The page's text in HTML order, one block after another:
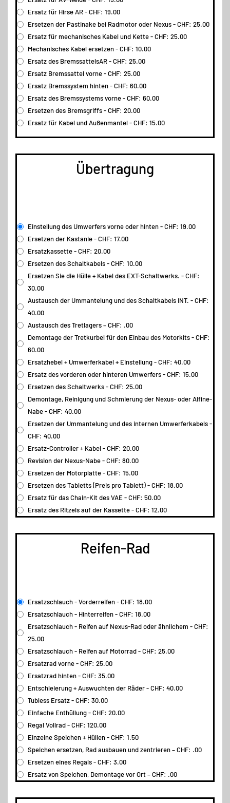
Ersatz für Hirse AR - CHF: 19.00
Ersetzen der Pastinake bei Radmotor oder Nexus - CHF: 25.00
Ersatz für mechanisches Kabel und Kette - CHF: 25.00
Mechanisches Kabel ersetzen - CHF: 10.00
Ersatz des BremssattelsAR - CHF: 25.00
Ersatz Bremssattel vorne - CHF: 25.00
Ersatz Bremssystem hinten - CHF: 60.00
Ersatz des Bremssystems vorne - CHF: 60.00
Ersetzen des Bremsgriffs - CHF: 20.00
Ersatz für Kabel und Außenmantel - CHF: 15.00
Übertragung
Einstellung des Umwerfers vorne oder hinten - CHF: 19.00
Ersetzen der Kastanie - CHF: 17.00
Ersatzkassette - CHF: 20.00
Ersetzen des Schaltkabels - CHF: 10.00
Ersetzen Sie die Hülle + Kabel des EXT-Schaltwerks. - CHF:
30.00
Austausch der Ummantelung und des Schaltkabels INT. - CHF:
40.00
Austausch des Tretlagers – CHF: .00
Demontage der Tretkurbel für den Einbau des Motorkits - CHF:
60.00
Ersatzhebel + Umwerferkabel + Einstellung - CHF: 40.00
Ersatz des vorderen oder hinteren Umwerfers - CHF: 15.00
Ersetzen des Schaltwerks - CHF: 25.00
Demontage, Reinigung und Schmierung der Nexus- oder Alfine-
Nabe - CHF: 40.00
Ersetzen der Ummantelung und des internen Umwerferkabels -
CHF: 40.00
Ersatz-Controller + Kabel - CHF: 20.00
Revision der Nexus-Nabe - CHF: 80.00
Ersetzen der Motorplatte - CHF: 15.00
Ersetzen des Tabletts (Preis pro Tablett) - CHF: 18.00
Ersatz für das Chain-Kit des VAE - CHF: 50.00
Ersatz des Ritzels auf der Kassette - CHF: 12.00
Reifen-Rad
Ersatzschlauch - Vorderreifen - CHF: 18.00
Ersatzschlauch - Hinterreifen - CHF: 18.00
Ersatzschlauch - Reifen auf Nexus-Rad oder ähnlichem - CHF:
25.00
Ersatzschlauch - Reifen auf Motorrad - CHF: 25.00
Ersatzrad vorne - CHF: 25.00
Ersatzrad hinten - CHF: 35.00
Entschleierung + Auswuchten der Räder - CHF: 40.00
Tubless Ersatz - CHF: 30.00
Einfache Enthüllung - CHF: 20.00
Regal Vollrad - CHF: 120.00
Einzelne Speichen + Hüllen - CHF: 1.50
Speichen ersetzen, Rad ausbauen und zentrieren – CHF: .00
Ersetzen eines Regals - CHF: 3.00
Ersatz von Speichen, Demontage vor Ort – CHF: .00